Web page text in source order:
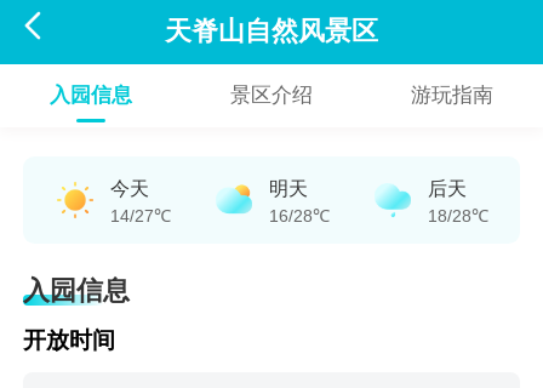
 天脊山自然风景区
入园信息 景区介绍 游玩指南
今天
14/27℃
明天
16/28℃
后天
18/28℃
入园信息
开放时间